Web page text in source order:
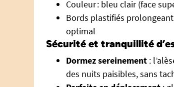
Couleur : bleu clair (face
Bords plastifiés
optimal
Sécurité et tranquillité
Dormez sereinement :
des nuits paisibles, sans